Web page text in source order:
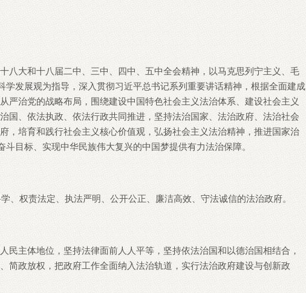
八大和十八届二中、三中、四中、五中全会精神，以马克思列宁主义、毛
学发展观为指导，深入贯彻习近平总书记系列重要讲话精神，根据全面建成
严治党的战略布局，围绕建设中国特色社会主义法治体系、建设社会主义
国、依法执政、依法行政共同推进，坚持法治国家、法治政府、法治社会
，培育和践行社会主义核心价值观，弘扬社会主义法治精神，推进国家治
目标、实现中华民族伟大复兴的中国梦提供有力法治保障。
、权责法定、执法严明、公开公正、廉洁高效、守法诚信的法治政府。
民主体地位，坚持法律面前人人平等，坚持依法治国和以德治国相结合，
简政放权，把政府工作全面纳入法治轨道，实行法治政府建设与创新政